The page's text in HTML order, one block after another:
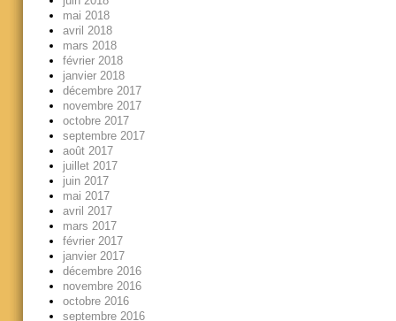
mai 2018
avril 2018
mars 2018
février 2018
janvier 2018
décembre 2017
novembre 2017
octobre 2017
septembre 2017
août 2017
juillet 2017
juin 2017
mai 2017
avril 2017
mars 2017
février 2017
janvier 2017
décembre 2016
novembre 2016
octobre 2016
septembre 2016